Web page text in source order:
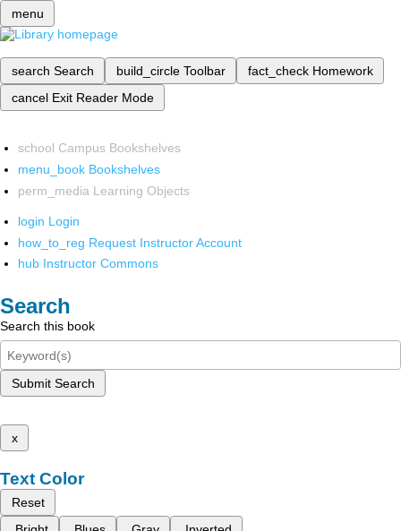
menu
search Search build_circle Toolbar fact_check Homework
cancel Exit Reader Mode
school Campus Bookshelves
menu_book Bookshelves
perm_media Learning Objects
login Login
how_to_reg Request Instructor Account
hub Instructor Commons
Search
Search this book
Submit Search
x
Text Color
Reset